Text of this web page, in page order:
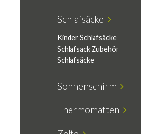
Schlafsäcke
Kinder Schlafsäcke
Schlafsack Zubehör
Schlafsäcke
Sonnenschirm
Thermomatten